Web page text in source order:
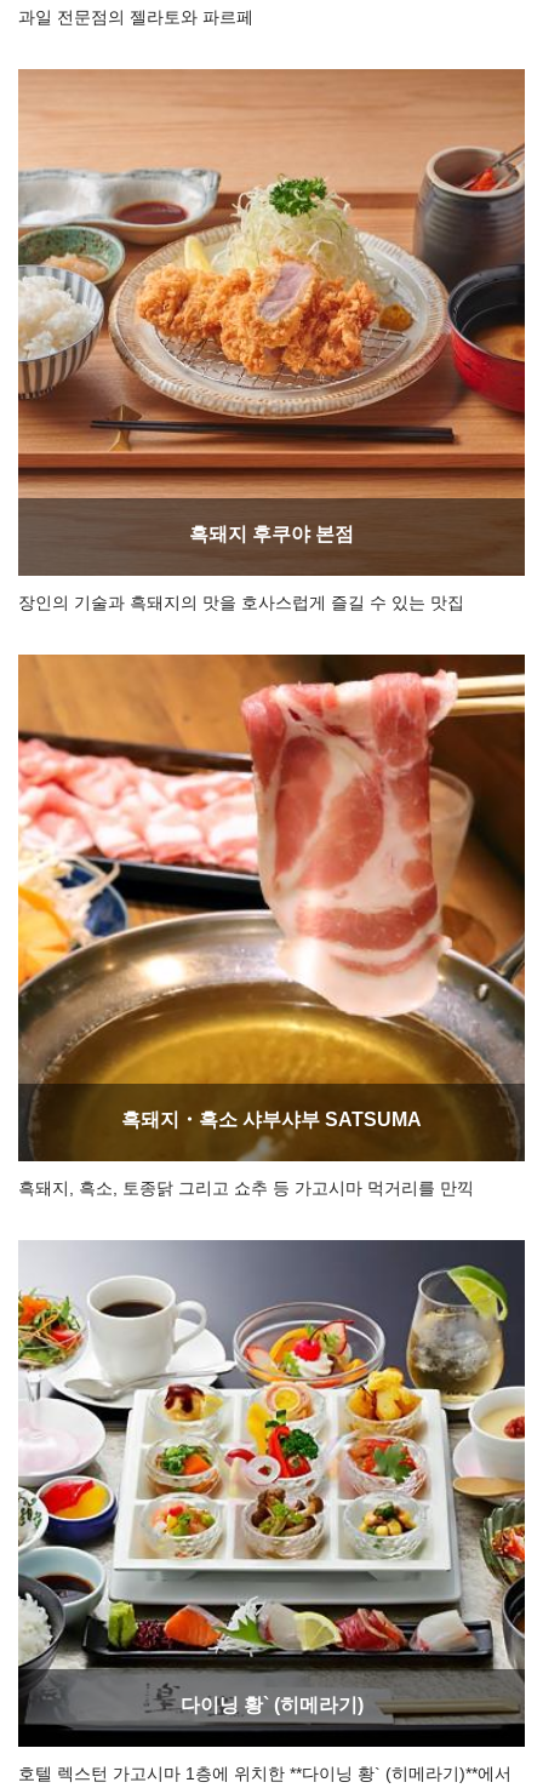
과일 전문점의 젤라토와 파르페
흑돼지 후쿠야 본점
장인의 기술과 흑돼지의 맛을 호사스럽게 즐길 수 있는 맛집
흑돼지・흑소 샤부샤부 SATSUMA
흑돼지, 흑소, 토종닭 그리고 쇼추 등 가고시마 먹거리를 만끽
다이닝 황` (히메라기)
호텔 렉스턴 가고시마 1층에 위치한 **다이닝 황` (히메라기)**에서